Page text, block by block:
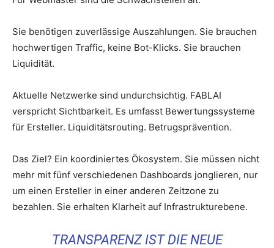
Sie benötigen zuverlässige Auszahlungen. Sie brauchen
hochwertigen Traffic, keine Bot-Klicks. Sie brauchen
Liquidität.
Aktuelle Netzwerke sind undurchsichtig. FABLAI
verspricht Sichtbarkeit. Es umfasst Bewertungssysteme
für Ersteller. Liquiditätsrouting. Betrugsprävention.
Das Ziel? Ein koordiniertes Ökosystem. Sie müssen nicht
mehr mit fünf verschiedenen Dashboards jonglieren, nur
um einen Ersteller in einer anderen Zeitzone zu
bezahlen. Sie erhalten Klarheit auf Infrastrukturebene.
TRANSPARENZ IST DIE NEUE